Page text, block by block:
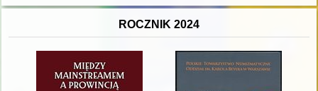
ROCZNIK 2024